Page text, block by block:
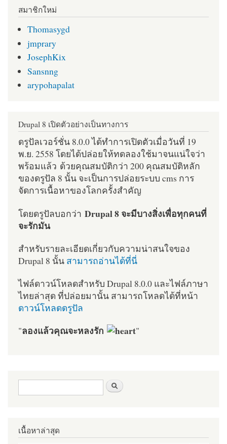
สมาชิกใหม่
Thomasygd
jmprary
JosephKix
Sansnng
arypohapalat
Drupal 8 เปิดตัวอย่างเป็นทางการ
ดรูปัลเวอร์ชั่น 8.0.0 ได้ทำการเปิดตัวเมื่อวันที่ 19
พ.ย. 2558 โดยได้ปล่อยให้ทดลองใช้มาจนแน่ใจว่า
พร้อมแล้ว ด้วยคุณสมบัติกว่า 200 คุณสมบัติหลัก
ของดรูปัล 8 นั้น จะเป็นการปล่อยระบบ cms การ
จัดการเนื้อหาของโลกครั้งสำคัญ
โดยดรูปัลบอกว่า Drupal 8 จะมีบางสิ่งเพื่อทุกคนที่
จะรักมัน
สำหรับรายละเอียดเกี่ยวกับความน่าสนใจของ
Drupal 8 นั้น สามารถอ่านได้ที่นี่
ไฟล์ดาวน์โหลดสำหรับ Drupal 8.0.0 และไฟล์ภาษา
ไทยล่าสุด ที่ปล่อยมานั้น สามารถโหลดได้ที่หน้า
ดาวน์โหลดดรูปัล
"ลองแล้วคุณจะหลงรัก "
ฟอร์มค้นหา
เนื้อหาล่าสุด